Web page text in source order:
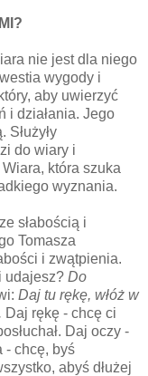
nie jest dla niego
wygody i
aby uwierzyć
i działania. Jego
Służyły
do wiary i
która szuka
wyznania.
słabością i
Tomasza
i zwątpienia.
udajesz? Do
Daj tu rękę, włóż w
Daj rękę - chcę ci
Daj oczy -
- chcę, byś
abyś dłużej